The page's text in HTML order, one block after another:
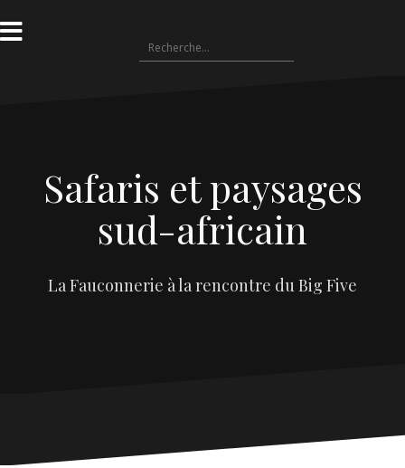
Safaris et paysages
sud-africain
La Fauconnerie à la rencontre du Big Five